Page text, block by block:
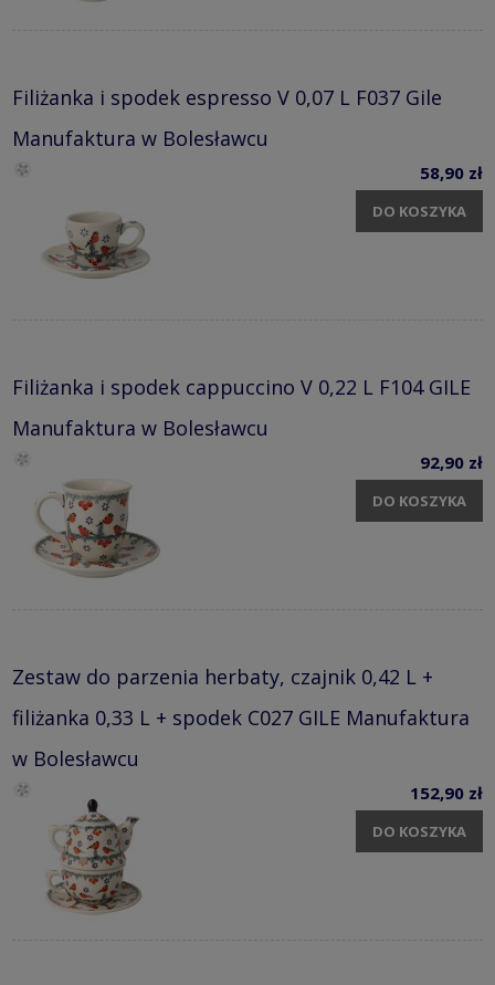
Filiżanka i spodek espresso V 0,07 L F037 Gile
Manufaktura w Bolesławcu
58,90 zł
DO KOSZYKA
Filiżanka i spodek cappuccino V 0,22 L F104 GILE
Manufaktura w Bolesławcu
92,90 zł
DO KOSZYKA
Zestaw do parzenia herbaty, czajnik 0,42 L +
filiżanka 0,33 L + spodek C027 GILE Manufaktura
w Bolesławcu
152,90 zł
DO KOSZYKA